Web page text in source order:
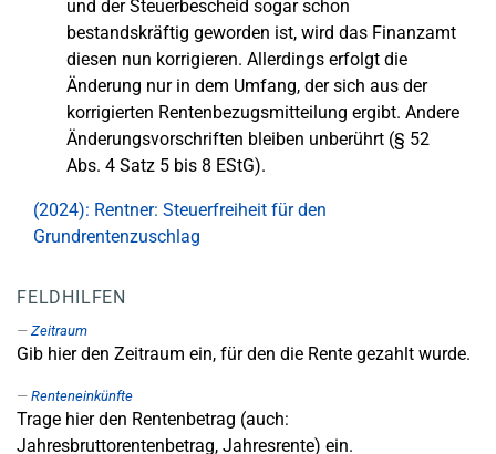
und der Steuerbescheid sogar schon
bestandskräftig geworden ist, wird das Finanzamt
diesen nun korrigieren. Allerdings erfolgt die
Änderung nur in dem Umfang, der sich aus der
korrigierten Rentenbezugsmitteilung ergibt. Andere
Änderungsvorschriften bleiben unberührt (§ 52
Abs. 4 Satz 5 bis 8 EStG).
(2024): Rentner: Steuerfreiheit für den
Grundrentenzuschlag
FELDHILFEN
Zeitraum
Gib hier den Zeitraum ein, für den die Rente gezahlt wurde.
Renteneinkünfte
Trage hier den Rentenbetrag (auch:
Jahresbruttorentenbetrag, Jahresrente) ein.